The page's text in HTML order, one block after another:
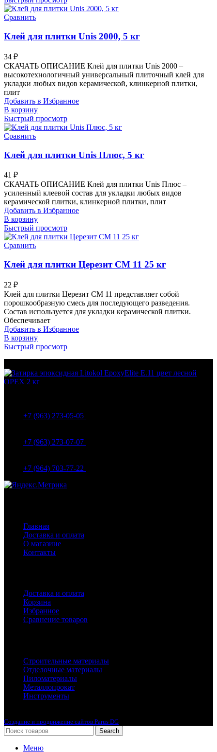
Сравнить
Клей для плитки Unis 2000, 5 кг
34 ₽
СКАЧАТЬ ОПИСАНИЕ Клей для плитки Unis 2000 –
высокотехнологичный универсальный плиточный клей для
укладки любых видов керамической, клинкерной плитки,
плит
Добавить в Избранное
В корзину
Быстрый просмотр
Сравнить
Клей для плитки Unis Плюс, 5 кг
41 ₽
СКАЧАТЬ ОПИСАНИЕ Клей для плитки Unis Плюс –
усиленный клеевой состав для укладки любых видов
керамической плитки, клинкерной плитки, плит
Добавить в Избранное
В корзину
Быстрый просмотр
Сравнить
Клей для плитки Церезит СМ 11 25 кг
22 ₽
Клей для плитки Церезит СМ 11 представляет собой
порошкообразную смесь для последующего разведения.
Состав используется для укладки керамической плитки.
Обеспечивает
Добавить в Избранное
В корзину
Быстрый просмотр
+7 (963) 273-05-05
+7 (963) 273-07-07
+7 (964) 703-77-22
Главная
Доставка и оплата
О магазине
Контакты
Доставка и оплата
Корзина
Избранное
Сравнение товаров
Строительные материалы
Отделочные материалы
Пиломатериалы
Металлопрокат
Инструменты
Создание и продвижение сайтов Parus DG
Search
Меню